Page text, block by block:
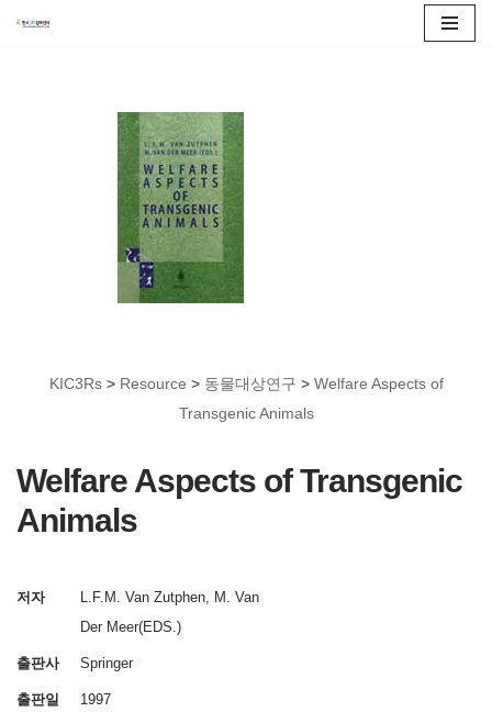
KIC3Rs> Resource > 동물대상연구 > Welfare Aspects of
Transgenic Animals
Welfare Aspects of Transgenic
Animals
저자
L.F.M. Van Zutphen, M. Van
Der Meer(EDS.)
출판사 Springer
출판일 1997